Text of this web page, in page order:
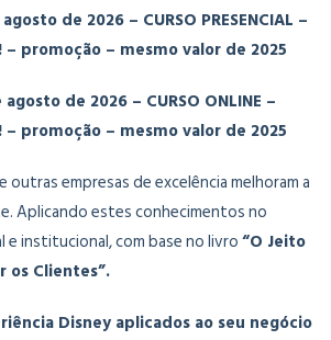
de 2026 – CURSO PRESENCIAL –
promoção – mesmo valor de 2025
de 2026 – CURSO ONLINE –
promoção – mesmo valor de 2025
outras empresas de excelência melhoram a
Aplicando estes conhecimentos no
e institucional, com base no livro“O Jeito
os Clientes”.
Disney aplicados ao seu negócio